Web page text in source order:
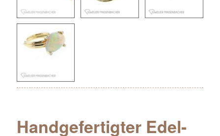
Handgefertigter Edel-